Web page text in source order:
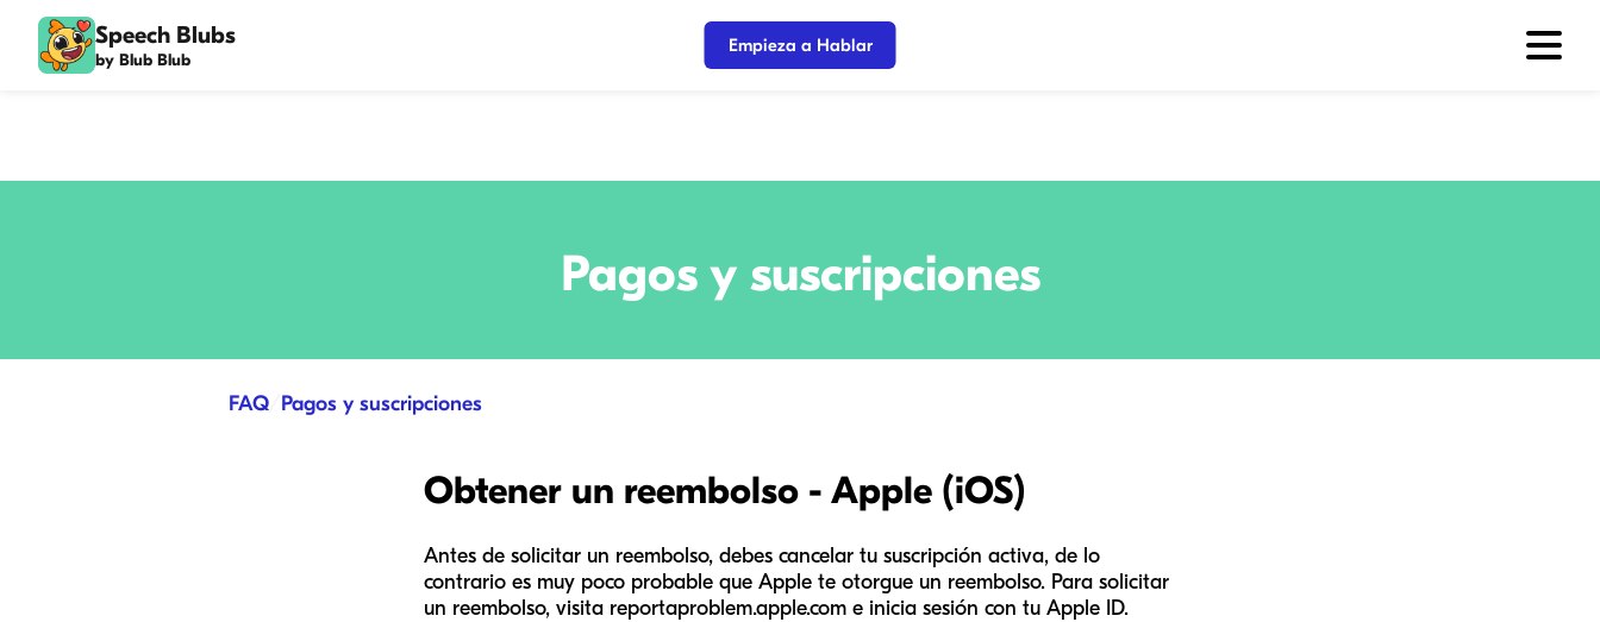
Speech Blubs
by Blub Blub
Empieza a Hablar
Pagos y suscripciones
FAQ/ Pagos y suscripciones
Obtener un reembolso - Apple (iOS)
Antes de solicitar un reembolso, debes cancelar tu suscripción activa, de lo
contrario es muy poco probable que Apple te otorgue un reembolso. Para solicitar
un reembolso, visita reportaproblem.apple.com e inicia sesión con tu Apple ID.